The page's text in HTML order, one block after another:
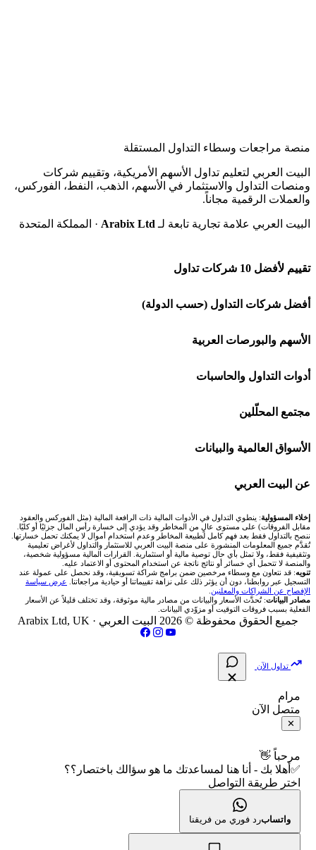
منصة مراجعات وسطاء التداول المستقلة
البيت العربي لتعليم تداول الأسهم الأمريكية، وتقييم شركات
ومنصات التداول والاستثمار في الأسهم، الذهب، النفط، الفوركس،
والعملات الرقمية مجاناً.
البيت العربي علامة تجارية تابعة لـ Arabix Ltd · المملكة المتحدة
تقييم لأفضل 10 شركات تداول
شركة Capital.com
افاتريد AvaTrade
اكسنس Exness
منصة بينانس
اكس تي بي XTB
انتراكتيف بروكرز IBKR
أفضل شركات التداول (حسب الدولة)
شركات تداول في السعودية
شركات تداول في الإمارات
شركات تداول في الكويت
شركات تداول في قطر
شركات تداول في الأردن
شركات تداول في العراق
شركات تداول في فلسطين
الأسهم والبورصات العربية
🌍 كل البورصات العربية
🇸🇦 السوق السعودية
🇦🇪 أسواق الإمارات
🇪🇬 البورصة المصرية
🇶🇦 بورصة قطر
🇯🇴 بورصة عمّان
🇧🇭 بورصة البحرين
فلتر الأسهم الشرعي
📋 جميع الأسهم
🕌 الأسهم الحلال
👨‍🏫 العلماء والهيئات الشرعية
أدوات التداول والحاسبات
🕌 حاسبة الزكاة
💱 محول العملات
🧮 حاسبة حجم اللوت
📊 حاسبة قيمة النقطة
💰 حاسبة ربح الفوركس
📌 حاسبة النقاط المحورية
📏 حاسبة حجم المركز
📈 حاسبة عائد التداول
📊 حاسبة الربح التراكمي
🧮 حاسبة متوسط سعر السهم
📅 التقويم الاقتصادي
🕐 أوقات عمل السوق
مجتمع المحلّلين
🧱 حائط المجتمع
🏆 لوحة المحلّلين
✍️ اكتب تحليلك
الأسواق العالمية والبيانات
🌐 المؤشرات العالمية
🥇 سعر الذهب اليوم
🥇 أسعار الذهب والمعادن
💱 أسعار العملات والفوركس
💵 سعر الريال السعودي في مصر
📅 المؤشرات الاقتصادية
عن البيت العربي
من نحن
تواصل معنا
فريق المؤلفين
مقالات تعليمية
سياسة تقييم الشركات
الإبلاغ عن شركة نصابة
شروط الاستخدام
سياسة الخصوصية
إخلاء المسؤولية: ينطوي التداول في الأدوات المالية ذات الرافعة المالية (مثل الفوركس والعقود
مقابل الفروقات) على مستوى عالٍ من المخاطر وقد يؤدي إلى خسارة رأس المال جزئيًا أو كليًا.
ننصح بالتداول فقط بعد فهم كامل لطبيعة المخاطر وعدم استخدام أموال لا يمكنك تحمل خسارتها.
تُقدَّم جميع المعلومات المنشورة على منصة البيت العربي للاستثمار والتداول لأغراض تعليمية
وتثقيفية فقط، ولا تمثل بأي حال توصية مالية أو استثمارية. القرارات المالية مسؤولية شخصية،
والمنصة لا تتحمل أي خسائر أو نتائج ناتجة عن استخدام المحتوى أو الاعتماد عليه.
تنويه: قد نتعاون مع وسطاء مرخصين ضمن برامج شراكة تسويقية، وقد نحصل على عمولة عند
التسجيل عبر روابطنا، دون أن يؤثر ذلك على نزاهة تقييماتنا أو حيادية مراجعاتنا. عرض سياسة
الإفصاح عن الشراكات والمعلنين
مصادر البيانات: تُحدَّث الأسعار والبيانات من مصادر مالية موثوقة، وقد تختلف قليلاً عن الأسعار
الفعلية بسبب فروقات التوقيت أو مزوّدي البيانات.
جميع الحقوق محفوظة © 2026 البيت العربي · Arabix Ltd, UK
تداول الآن
مرام
متصل الآن
✕
مرحباً 👋
✅أهلا بك - أنا هنا لمساعدتك ما هو سؤالك باختصار؟؟
اختر طريقة التواصل
واتسابرد فوري من فريقنا